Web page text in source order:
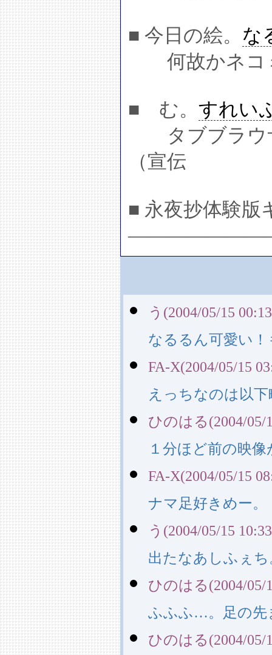
■ 今日の絵。 な
何故かネコ
■ む。すれい
タブブラウ
（宣伝
■ 永夜抄体験版
う(2004/05/15
なるるん可愛い
FA-X(2004/05/15
えっちなのは以下
ひのはる(2004/05/
１分ほど前の映
FA-X(2004/05/15
ナマ足好きめー。
う(2004/05/15
出たなあしふぇち
ひのはる(2004/05/
ふふふ…。足の先
ひのはる(2004/05/